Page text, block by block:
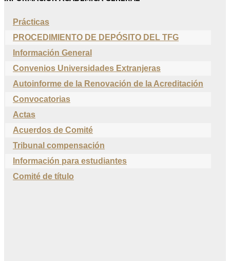
Prácticas
PROCEDIMIENTO DE DEPÓSITO DEL TFG
Información General
Convenios Universidades Extranjeras
Autoinforme de la Renovación de la Acreditación
Convocatorias
Actas
Acuerdos de Comité
Tribunal compensación
Información para estudiantes
Comité de título